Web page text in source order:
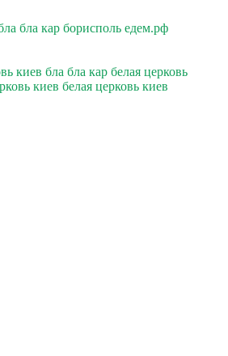
бла кар борисполь едем.рф
киев бла бла кар белая церковь
киев белая церковь киев